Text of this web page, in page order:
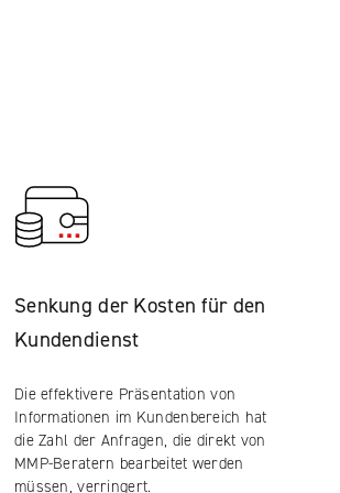
Senkung der Kosten für den
Kundendienst
Die effektivere Präsentation von
Informationen im Kundenbereich hat
die Zahl der Anfragen, die direkt von
MMP-Beratern bearbeitet werden
müssen, verringert.